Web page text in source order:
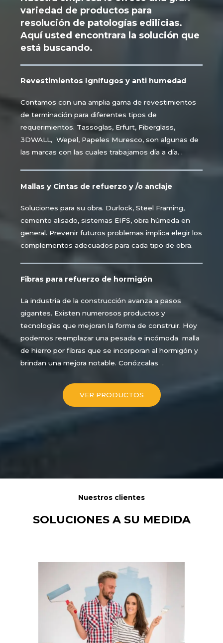
variedad de productos para
resolución de patologías edilicias.
Aquí usted encontrara la solución que
está buscando.
Revestimientos Ignífugos y anti humedad
Contamos con una amplia gama de revestimientos
de terminación para diferentes tipos de
requerimientos. Tassoglas, Erfurt, Fiberglass,
3DWALL, Wepel, Papeles Muresco, son algunas de
las marcas con las cuales trabajamos día a día. .
Mallas y Cintas de refuerzo y /o anclaje
Soluciones para su obra. Durlock, Steel Framing,
cemento alisado, sistemas EIFS, obra húmeda en
general. Prevenir futuros problemas implica elegir los
complementos adecuados para cada tipo de obra.
Fibras para refuerzo de hormigón
La industria de la construcción avanza a pasos
gigantes. Existen numerosos productos y
tecnologías que mejoran la forma de construir. Hoy
podemos reemplazar una pesada e incómoda malla
de hierro por fibras que se incorporan al hormigón y
brindan una mejora notable. Conózcalas .
VER PRODUCTOS
Nuestros clientes
SOLUCIONES A SU MEDIDA